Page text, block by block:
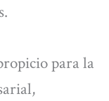
para la